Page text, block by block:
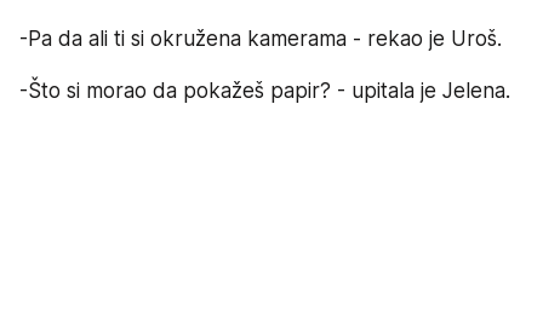
-Pa da ali ti si okružena kamerama - rekao je Uroš.
-Što si morao da pokažeš papir? - upitala je Jelena.